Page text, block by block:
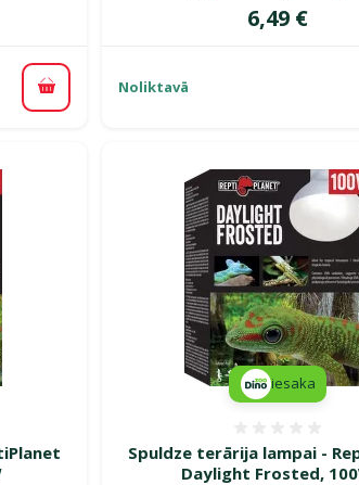
Pievienot grozam
Cena
6,49 €
Noliktavā
Spuldze terārija lampai -
Daylight Frosted,
iesaka